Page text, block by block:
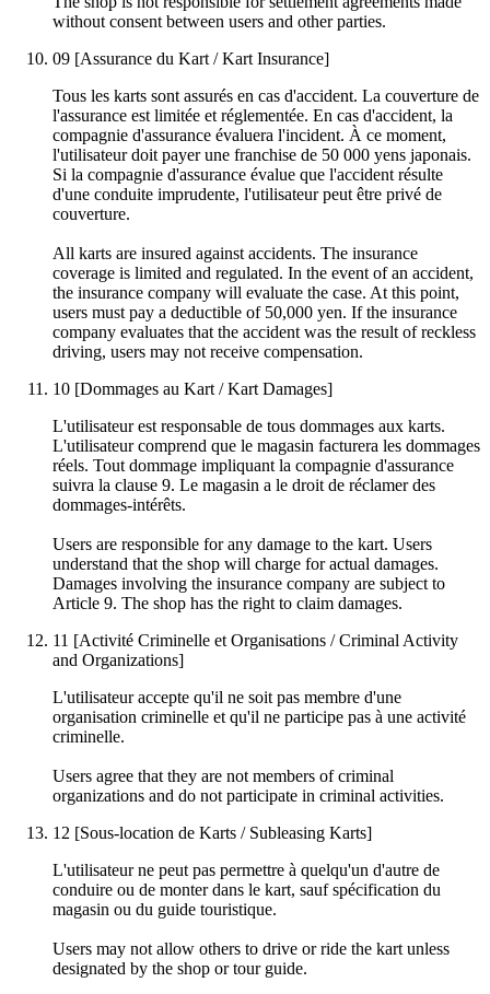
without consent between users and other parties.
09 [Assurance du Kart / Kart Insurance]
Tous les karts sont assurés en cas d'accident. La couverture de
l'assurance est limitée et réglementée. En cas d'accident, la
compagnie d'assurance évaluera l'incident. À ce moment,
l'utilisateur doit payer une franchise de 50 000 yens japonais.
Si la compagnie d'assurance évalue que l'accident résulte
d'une conduite imprudente, l'utilisateur peut être privé de
couverture.
All karts are insured against accidents. The insurance
coverage is limited and regulated. In the event of an accident,
the insurance company will evaluate the case. At this point,
users must pay a deductible of 50,000 yen. If the insurance
company evaluates that the accident was the result of reckless
driving, users may not receive compensation.
10 [Dommages au Kart / Kart Damages]
L'utilisateur est responsable de tous dommages aux karts.
L'utilisateur comprend que le magasin facturera les dommages
réels. Tout dommage impliquant la compagnie d'assurance
suivra la clause 9. Le magasin a le droit de réclamer des
dommages-intérêts.
Users are responsible for any damage to the kart. Users
understand that the shop will charge for actual damages.
Damages involving the insurance company are subject to
Article 9. The shop has the right to claim damages.
11 [Activité Criminelle et Organisations / Criminal Activity
and Organizations]
L'utilisateur accepte qu'il ne soit pas membre d'une
organisation criminelle et qu'il ne participe pas à une activité
criminelle.
Users agree that they are not members of criminal
organizations and do not participate in criminal activities.
12 [Sous-location de Karts / Subleasing Karts]
L'utilisateur ne peut pas permettre à quelqu'un d'autre de
conduire ou de monter dans le kart, sauf spécification du
magasin ou du guide touristique.
Users may not allow others to drive or ride the kart unless
designated by the shop or tour guide.